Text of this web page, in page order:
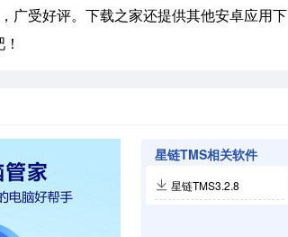
受好评。下载之家还提供其他安卓应用下
星链TMS相关软件
星链TMS3.2.8